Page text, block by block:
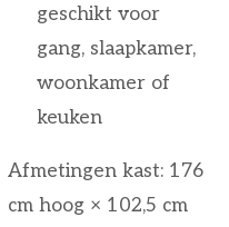
geschikt voor
gang, slaapkamer,
woonkamer of
keuken
Afmetingen kast: 176
cm hoog × 102,5 cm